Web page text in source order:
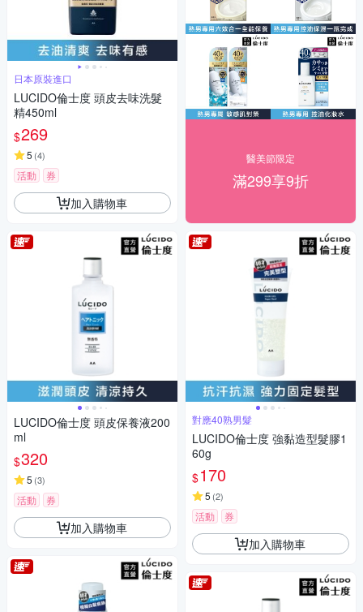
日本原裝進口
LUCIDO倫士度 頭皮去味洗髮
精450ml
$269
5 (4)
活動 券
加入購物車
LUCIDO倫士度 頭皮保養液200
ml
$320
5 (3)
活動 券
加入購物車
醫美節限定
滿299享9折
對應40熟男髮
LUCIDO倫士度 強黏造型髮膠1
60g
$170
5 (2)
活動 券
加入購物車